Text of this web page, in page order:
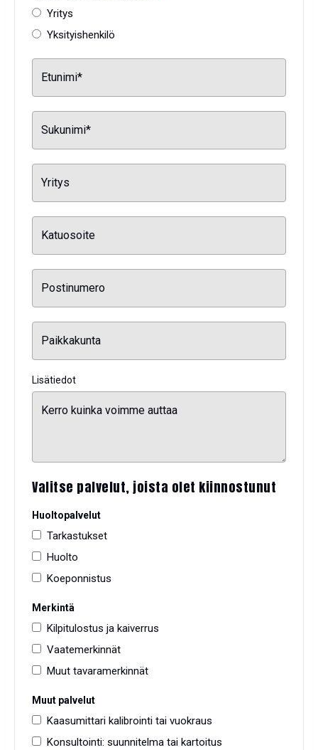
Yritys
Yksityishenkilö
Lisätiedot
Valitse palvelut, joista olet kiinnostunut
Huoltopalvelut
Tarkastukset
Huolto
Koeponnistus
Merkintä
Kilpitulostus ja kaiverrus
Vaatemerkinnät
Muut tavaramerkinnät
Muut palvelut
Kaasumittari kalibrointi tai vuokraus
Konsultointi: suunnitelma tai kartoitus